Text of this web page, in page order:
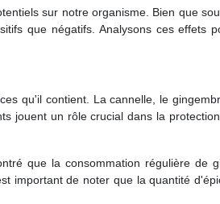
sur notre organisme. Bien que
que négatifs. Analysons ces effets
qu'il contient. La cannelle, le
jouent un rôle crucial dans la
que la consommation régulière de
important de noter que la quantité